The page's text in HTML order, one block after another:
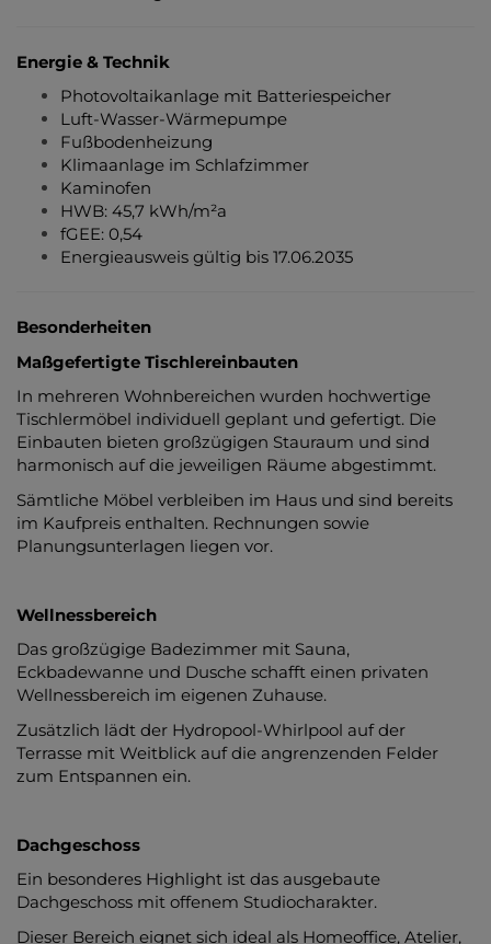
Energie & Technik
Photovoltaikanlage mit Batteriespeicher
Luft-Wasser-Wärmepumpe
Fußbodenheizung
Klimaanlage im Schlafzimmer
Kaminofen
HWB: 45,7 kWh/m²a
fGEE: 0,54
Energieausweis gültig bis 17.06.2035
Besonderheiten
Maßgefertigte Tischlereinbauten
In mehreren Wohnbereichen wurden hochwertige
Tischlermöbel individuell geplant und gefertigt. Die
Einbauten bieten großzügigen Stauraum und sind
harmonisch auf die jeweiligen Räume abgestimmt.
Sämtliche Möbel verbleiben im Haus und sind bereits
im Kaufpreis enthalten. Rechnungen sowie
Planungsunterlagen liegen vor.
Wellnessbereich
Das großzügige Badezimmer mit Sauna,
Eckbadewanne und Dusche schafft einen privaten
Wellnessbereich im eigenen Zuhause.
Zusätzlich lädt der Hydropool-Whirlpool auf der
Terrasse mit Weitblick auf die angrenzenden Felder
zum Entspannen ein.
Dachgeschoss
Ein besonderes Highlight ist das ausgebaute
Dachgeschoss mit offenem Studiocharakter.
Dieser Bereich eignet sich ideal als Homeoffice, Atelier,